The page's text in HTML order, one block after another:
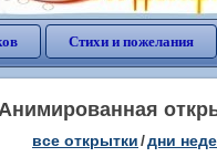
Стихи и пожелания
все открытки/дни